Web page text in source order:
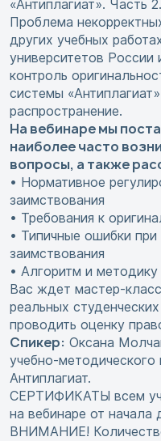
«Антиплагиат». Часть
Проблема
других учебных
университетов
контроль
системы
распространение.
На вебинаре мы
наиболее часто
вопросы, а также
• Нормативное
заимствования
• Требования к
• Типичные ошибки
заимствования
• Алгоритм и
Вас ждет мастер-
реальных
проводить оценку
Спикер: Оксана
учебно-методического
Антиплагиат.
СЕРТИФИКАТЫ всем
на вебинаре от начала
ВНИМАНИЕ!